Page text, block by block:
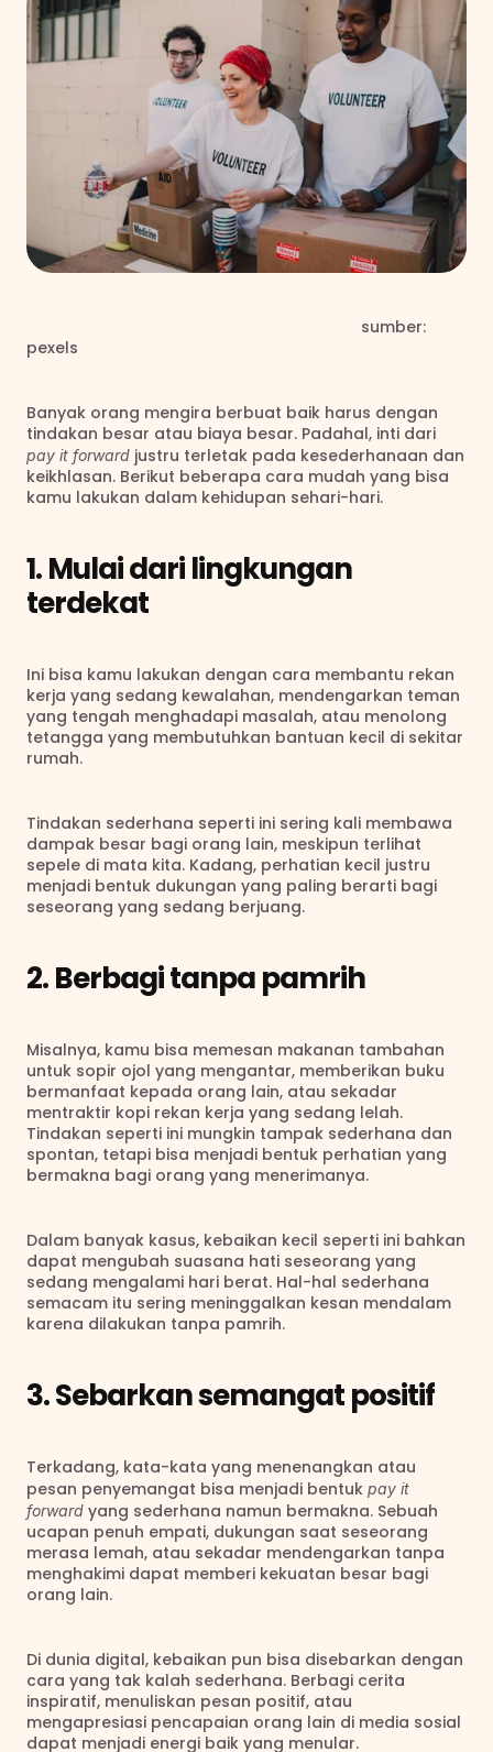
pexels
Banyak orang mengira berbuat baik harus dengan
pay it forward justru terletak pada kesederhanaan dan
keikhlasan. Berikut beberapa cara mudah yang bisa
kamu lakukan dalam kehidupan sehari-hari.
1. Mulai dari lingkungan
terdekat
Ini bisa kamu lakukan dengan cara membantu rekan
kerja yang sedang kewalahan, mendengarkan teman
yang tengah menghadapi masalah, atau menolong
tetangga yang membutuhkan bantuan kecil di sekitar
rumah.
Tindakan sederhana seperti ini sering kali membawa
dampak besar bagi orang lain, meskipun terlihat
sepele di mata kita. Kadang, perhatian kecil justru
menjadi bentuk dukungan yang paling berarti bagi
seseorang yang sedang berjuang.
2. Berbagi tanpa pamrih
Misalnya, kamu bisa memesan makanan tambahan
untuk sopir ojol yang mengantar, memberikan buku
bermanfaat kepada orang lain, atau sekadar
mentraktir kopi rekan kerja yang sedang lelah.
Tindakan seperti ini mungkin tampak sederhana dan
spontan, tetapi bisa menjadi bentuk perhatian yang
bermakna bagi orang yang menerimanya.
Dalam banyak kasus, kebaikan kecil seperti ini bahkan
dapat mengubah suasana hati seseorang yang
sedang mengalami hari berat. Hal-hal sederhana
semacam itu sering meninggalkan kesan mendalam
karena dilakukan tanpa pamrih.
3. Sebarkan semangat positif
Terkadang, kata-kata yang menenangkan atau
pesan penyemangat bisa menjadi bentuk pay it
forward yang sederhana namun bermakna. Sebuah
ucapan penuh empati, dukungan saat seseorang
merasa lemah, atau sekadar mendengarkan tanpa
menghakimi dapat memberi kekuatan besar bagi
orang lain.
Di dunia digital, kebaikan pun bisa disebarkan dengan
cara yang tak kalah sederhana. Berbagi cerita
inspiratif, menuliskan pesan positif, atau
mengapresiasi pencapaian orang lain di media sosial
dapat menjadi energi baik yang menular.